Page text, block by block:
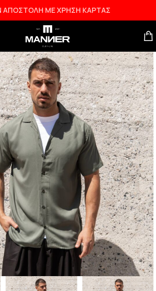
ΑΠΟΣΤΟΛΗ ΜΕ ΧΡΗΣΗ ΚΑΡΤΑΣ